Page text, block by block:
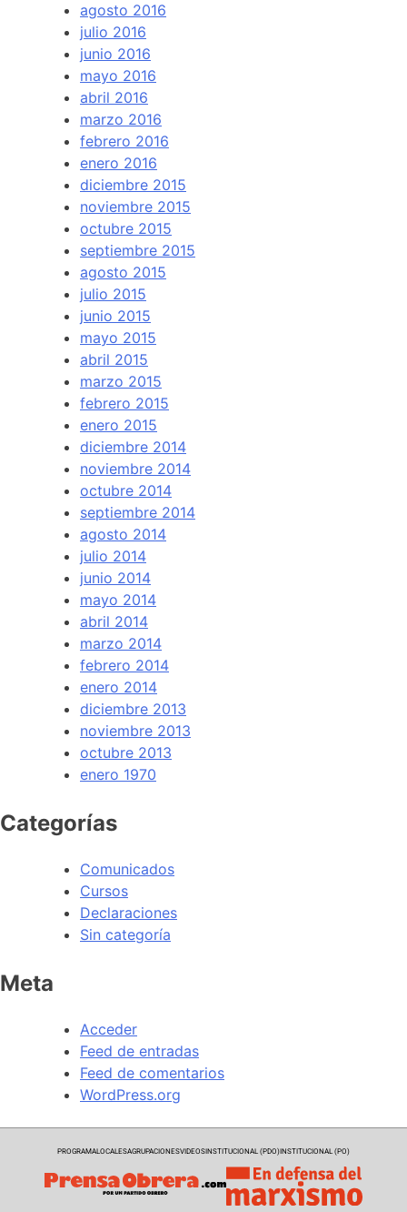
agosto 2016
julio 2016
junio 2016
mayo 2016
abril 2016
marzo 2016
febrero 2016
enero 2016
diciembre 2015
noviembre 2015
octubre 2015
septiembre 2015
agosto 2015
julio 2015
junio 2015
mayo 2015
abril 2015
marzo 2015
febrero 2015
enero 2015
diciembre 2014
noviembre 2014
octubre 2014
septiembre 2014
agosto 2014
julio 2014
junio 2014
mayo 2014
abril 2014
marzo 2014
febrero 2014
enero 2014
diciembre 2013
noviembre 2013
octubre 2013
enero 1970
Categorías
Comunicados
Cursos
Declaraciones
Sin categoría
Meta
Acceder
Feed de entradas
Feed de comentarios
WordPress.org
PROGRAMALOCALESAGRUPACIONESVIDEOSINSTITUCIONAL (PDO)INSTITUCIONAL (PO)